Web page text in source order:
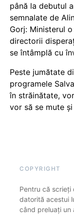
până la debutul
semnalate de
Gorj: Ministerul
directorii
se întâmplă cu
Peste jumătate
programele
în străinătate,
vor să se mute
COPYRIGHT
Pentru că
datorită acestui
când preluați un